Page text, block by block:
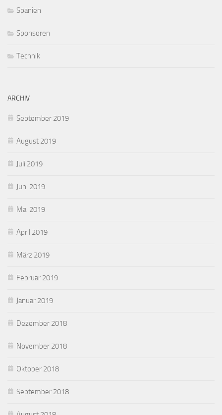
Spanien
Sponsoren
Technik
ARCHIV
September 2019
August 2019
Juli 2019
Juni 2019
Mai 2019
April 2019
März 2019
Februar 2019
Januar 2019
Dezember 2018
November 2018
Oktober 2018
September 2018